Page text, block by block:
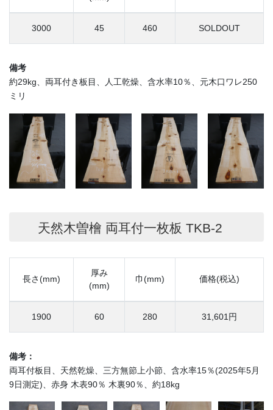
3000 45 460 SOLDOUT
備考
約29kg、両耳付き板目、人工乾燥、含水率10％、元木口ワレ250
ミリ
天然木曽檜 両耳付一枚板 TKB-2
長さ(mm)
厚み
(mm)
巾(mm) 価格(税込)
1900 60 280 31,601円
備考：
両耳付板目、天然乾燥、三方無節上小節、含水率15％(2025年5月
9日測定)、赤身 木表90％ 木裏90％、約18kg